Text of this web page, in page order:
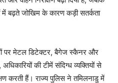
में बढ़ते जोखिम के कारण कड़ी सतर्कता
पर मेटल डिटेक्टर, बैगेज स्कैनर और
की टीमें संदिग्ध व्यक्तियों से
करती हैं। राज्य पुलिस ने तमिलनाडु में